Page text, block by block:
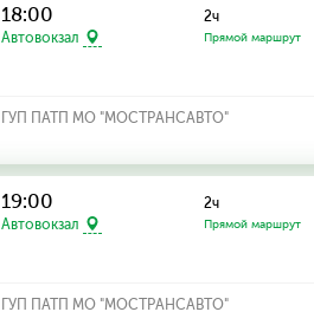
18:00
Автовокзал
2ч
Прямой маршрут
ГУП ПАТП МО "МОСТРАНСАВТО"
19:00
Автовокзал
2ч
Прямой маршрут
ГУП ПАТП МО "МОСТРАНСАВТО"